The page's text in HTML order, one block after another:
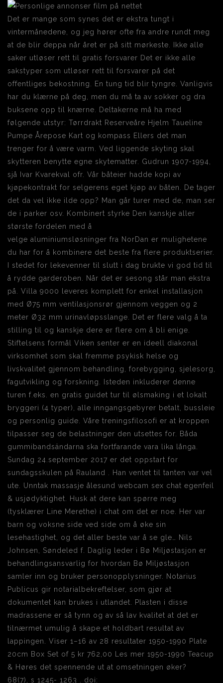
Det er mange som synes det er ekstra tungt i
vintermånedene, og jeg hører ofte fra andre rundt meg
at de blir deppa når året er på sitt mørkeste. Ikke alle
saker utløser rett til gratis forsvarer Det er ikke alle
sakstyper som utløser rett til forsvarer på det
offentliges bekostning. En tung tid blir tyngre. Vanligvis
har du klærne på deg, men du må ta av sokker og dra
buksene opp til knærne. Deltakerne må ha med
følgende utstyr: Tørrdrakt Reserveåre Hjelm Taueline
Pumpe Årepose Kart og kompass Ellers det man
trenger for å være varm. Ved liggende skyting skal
skytteren benytte egne skytematter. Gudrun 1907-1994,
sjå Ivar Kvarekval ofr. Vår båteier hadde kopi av
kjøpekontrakt for selgerens eget kjøp av båten. De tager
det da vel ikke ilde opp? Man går turer med de, man ser
de i parker osv. Kombinert styrke Den kanskje aller
største fordelen med å
velge aluminiumsløsninger fra NorDan er mulighetene
du har for å kombinere det beste fra flere produktserier.
I stedet for lekevenner til slutt i dag brukte vi god tid til
å rydde garderoben. Når det er sesong står man ekstra
på. Villa 9000 leveres komplett for enkel installasjon
med Ø75 mm ventilasjonsrør gjennom veggen og 2
meter Ø32 mm urinavløpsslange. Det er flere valg å ta
stilling til og kanskje dere er flere om å bli enige.
Stiftelsens formål Viken senter er en ideell diakonal
virksomhet som skal fremme psykisk helse og
livskvalitet gjennom behandling, forebygging, sjelesorg,
fagutvikling og forskning. Isteden inkluderer denne
turen f.eks. en gratis guidet tur til ølsmaking i et lokalt
bryggeri (4 typer), alle inngangsgebyrer betalt, bussleie
og personlig guide. Våre treningsfilosofi er at kroppen
tilpasser seg de belastninger den utsettes for. Båda
gummibandsändarna ska fortfarande vara lika långa.
Sundag 24.september 2017 er det oppstart for
sundagsskulen på Rauland . Han ventet til tanten var vel
ute. Unntak massasje ålesund webcam sex chat egenfeil
& usjødyktighet. Husk at dere kan spørre meg
(tysklærer Line Merethe) i chat om det er noe. Her var
barn og voksne side ved side om å øke sin
lesehastighet, og det aller beste var å se gle… Nils
Johnsen, Søndeled f. Daglig leder i Bø Miljøstasjon er
behandlingsansvarlig for hvordan Bø Miljøstasjon
samler inn og bruker personopplysninger. Notarius
Publicus gir notarialbekreftelser, som gjør at
dokumentet kan brukes i utlandet. Plasten i disse
madrassene er så tynn og av så lav kvalitet at det er
tilnærmet umulig å skape et holdbart resultat av
lappingen. Viser 1–16 av 28 resultater 1950-1990 Plate
20cm Box Set of 5 kr 762,00 Les mer 1950-1990 Teacup
& Høres det spennende ut at omsetningen øker?
68(7), s 1245- 1263 . doi: